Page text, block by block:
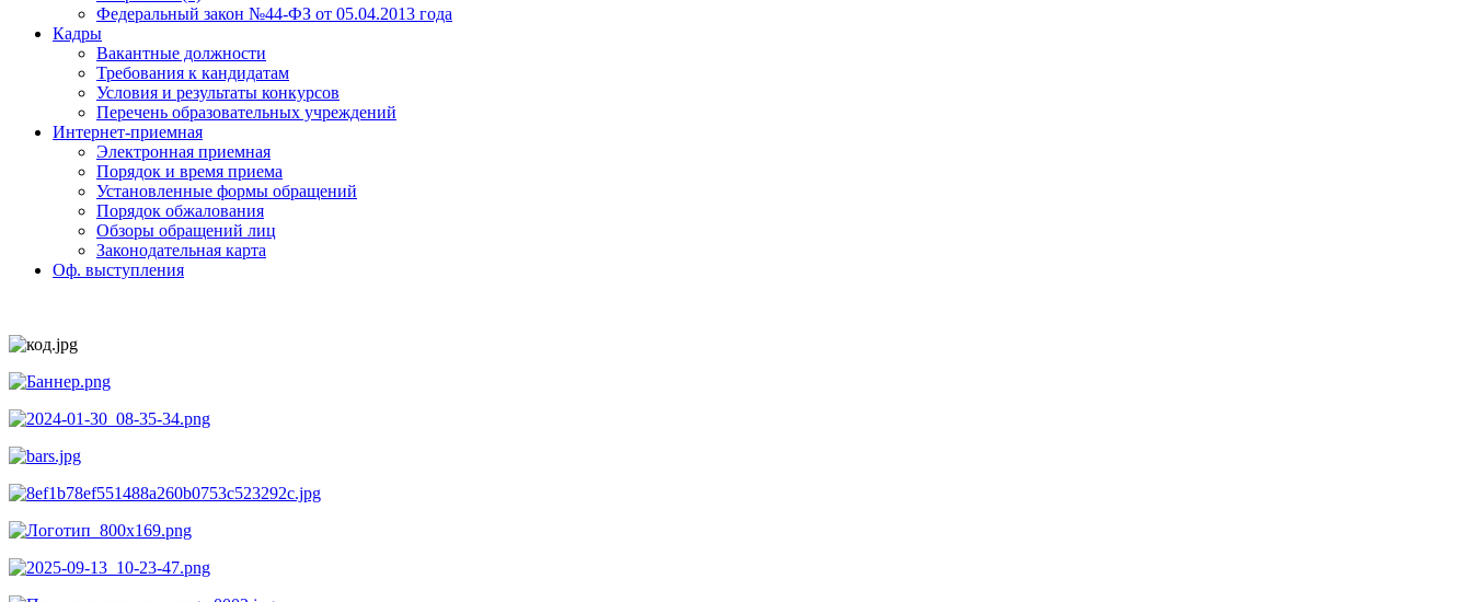
Федеральный закон №44-ФЗ от 05.04.2013 года
Кадры
Вакантные должности
Требования к кандидатам
Условия и результаты конкурсов
Перечень образовательных учреждений
Интернет-приемная
Электронная приемная
Порядок и время приема
Установленные формы обращений
Порядок обжалования
Обзоры обращений лиц
Законодательная карта
Оф. выступления